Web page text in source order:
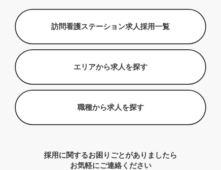
訪問看護ステーション求人採用一覧
エリアから求人を探す
職種から求人を探す
採用に関するお困りごとがありましたら
お気軽にご連絡ください